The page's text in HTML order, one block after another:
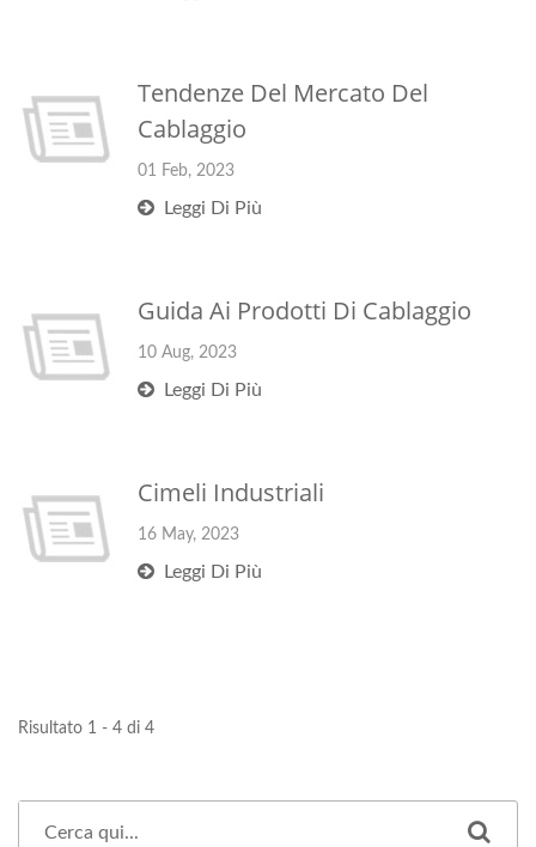
Tendenze Del Mercato Del
Cablaggio
01 Feb, 2023
Leggi Di Più
Guida Ai Prodotti Di Cablaggio
10 Aug, 2023
Leggi Di Più
Cimeli Industriali
16 May, 2023
Leggi Di Più
Risultato 1 - 4 di 4